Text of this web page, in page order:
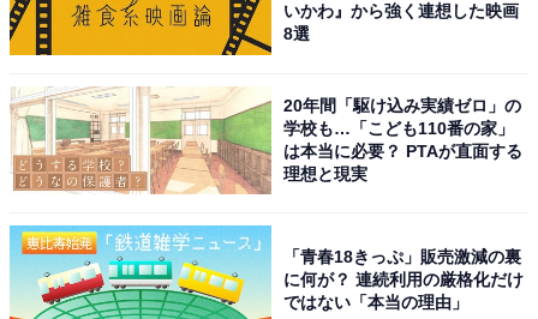
アクセス・料金情報は？ 泊まれる？
いかわ』から強く連想した映画
8選
20年間「駆け込み実績ゼロ」の
学校も…「こども110番の家」
は本当に必要？ PTAが直面する
理想と現実
「青春18きっぷ」販売激減の裏
に何が？ 連続利用の厳格化だけ
ではない「本当の理由」